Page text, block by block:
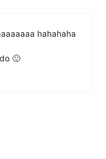
hahahaha
🙂